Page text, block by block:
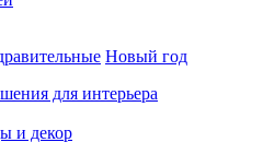
Новый год
для интерьера
и декор